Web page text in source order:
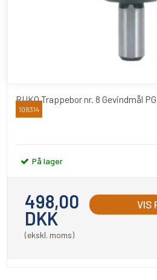
RUKO Trappebor nr. 8 Gevindmål PG
RUKO
108314
På lager
498,00
DKK
(ekskl. moms)
VIS